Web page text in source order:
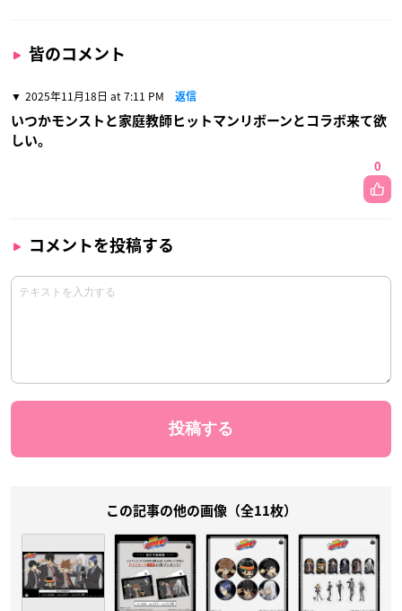
皆のコメント
2025年11月18日 at 7:11 PM 返信
いつかモンストと家庭教師ヒットマンリボーンとコラボ来て欲
しい。
0
コメントを投稿する
この記事の他の画像（全11枚）